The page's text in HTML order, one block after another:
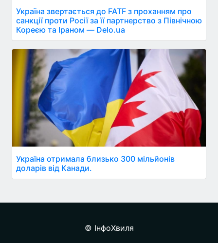
Україна звертається до FATF з проханням про
санкції проти Росії за її партнерство з Північною
Кореєю та Іраном — Delo.ua
Україна отримала близько 300 мільйонів
доларів від Канади.
© ІнфоХвиля